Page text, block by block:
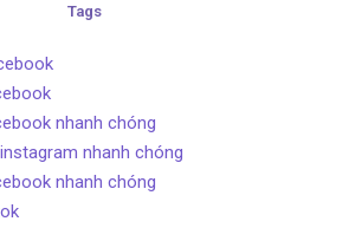
Tags
nhanh chóng
nhanh chóng
nhanh chóng